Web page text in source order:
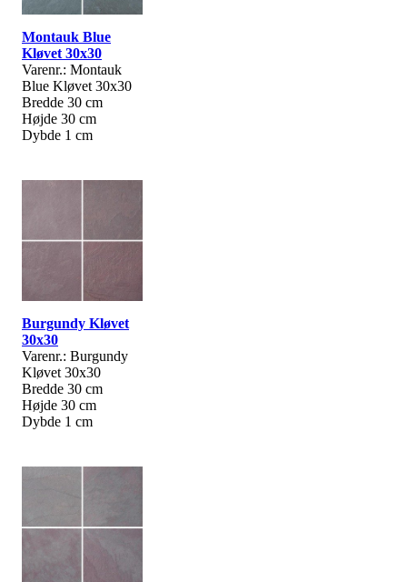
Montauk Blue
Kløvet 30x30
Varenr.: Montauk
Blue Kløvet 30x30
Bredde 30 cm
Højde 30 cm
Dybde 1 cm
Burgundy Kløvet
30x30
Varenr.: Burgundy
Kløvet 30x30
Bredde 30 cm
Højde 30 cm
Dybde 1 cm